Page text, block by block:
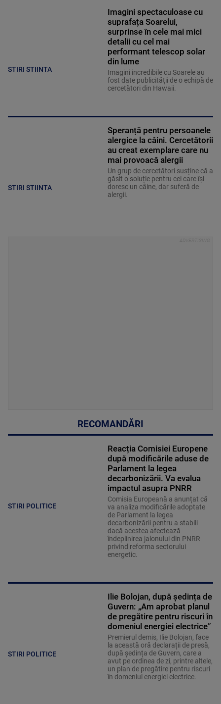
STIRI STIINTA
Imagini spectaculoase cu
suprafața Soarelui,
surprinse în cele mai mici
detalii cu cel mai
performant telescop solar
din lume
Imagini incredibile cu Soarele au
fost date publicității de o echipă de
cercetători din Hawaii.
STIRI STIINTA
Speranță pentru persoanele
alergice la câini. Cercetătorii
au creat exemplare care nu
mai provoacă alergii
Un grup de cercetători susține că a
găsit o soluție pentru cei care își
doresc un câine, dar suferă de
alergii.
RECOMANDĂRI
STIRI POLITICE
Reacția Comisiei Europene
după modificările aduse de
Parlament la legea
decarbonizării. Va evalua
impactul asupra PNRR
Comisia Europeană a anunțat că
va analiza modificările adoptate
de Parlament la legea
decarbonizării pentru a stabili
dacă acestea afectează
îndeplinirea jalonului din PNRR
privind reforma sectorului
energetic.
STIRI POLITICE
Ilie Bolojan, după ședința de
Guvern: „Am aprobat planul
de pregătire pentru riscuri în
domeniul energiei electrice”
Premierul demis, Ilie Bolojan, face
la această oră declarații de presă,
după ședința de Guvern, care a
avut pe ordinea de zi, printre altele,
un plan de pregătire pentru riscuri
în domeniul energiei electrice.